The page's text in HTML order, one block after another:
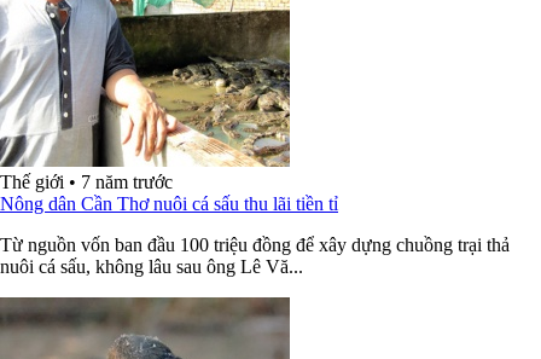
Thế giới • 7 năm trước
Nông dân Cần Thơ nuôi cá sấu thu lãi tiền tỉ
Từ nguồn vốn ban đầu 100 triệu đồng để xây dựng chuồng trại thả
nuôi cá sấu, không lâu sau ông Lê Vă...